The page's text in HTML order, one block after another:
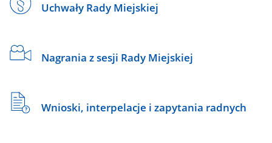
Uchwały Rady Miejskiej
Nagrania z sesji Rady Miejskiej
Wnioski, interpelacje i zapytania radnych